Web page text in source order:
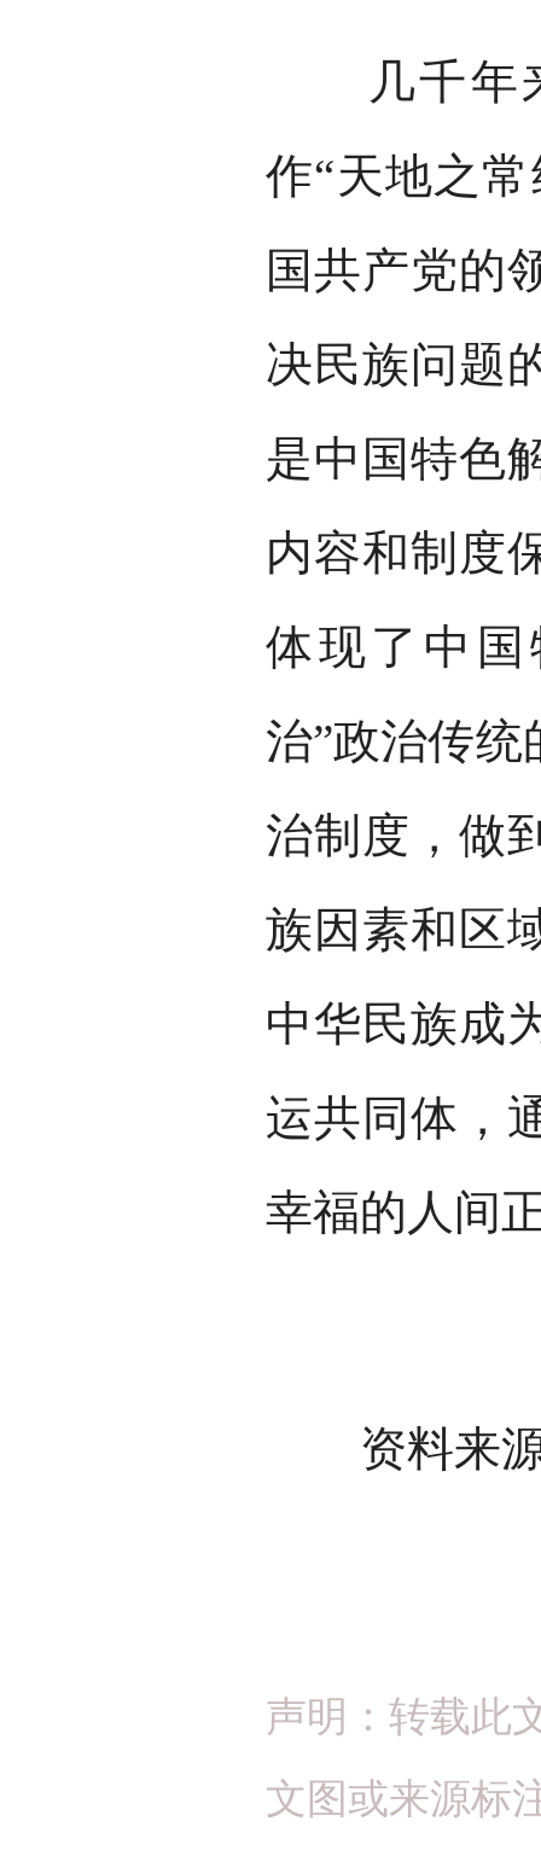
几千年来
作“天地之
国共产党的
决民族问题
是中国特色
内容和制度
体现了中
治”政治传
治制度，做
族因素和区
中华民族成
运共同体，
幸福的人间
资料来源
声明：转载此
文图或来源标